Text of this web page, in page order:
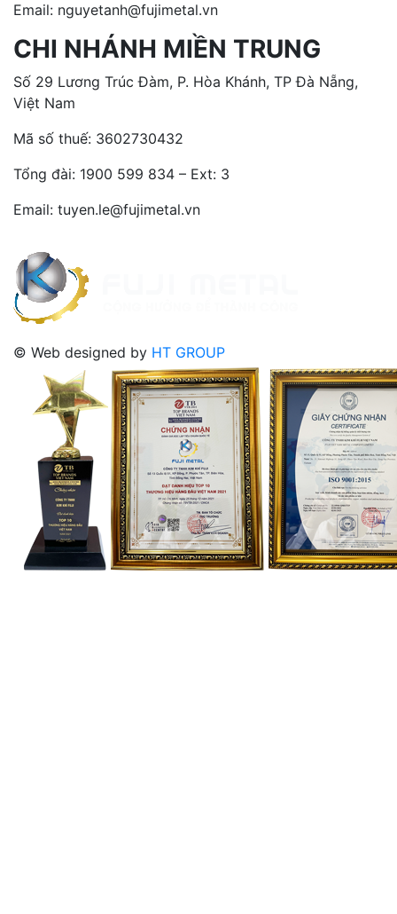
Email: nguyetanh@fujimetal.vn
CHI NHÁNH MIỀN TRUNG
Số 29 Lương Trúc Đàm, P. Hòa Khánh, TP Đà Nẵng,
Việt Nam
Mã số thuế: 3602730432
Tổng đài: 1900 599 834 – Ext: 3
Email: tuyen.le@fujimetal.vn
© Web designed by HT GROUP